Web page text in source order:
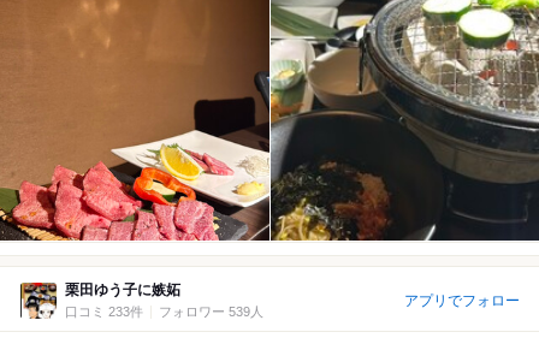
栗田ゆう子に嫉妬
口コミ 233件 フォロワー 539人
アプリでフォロー